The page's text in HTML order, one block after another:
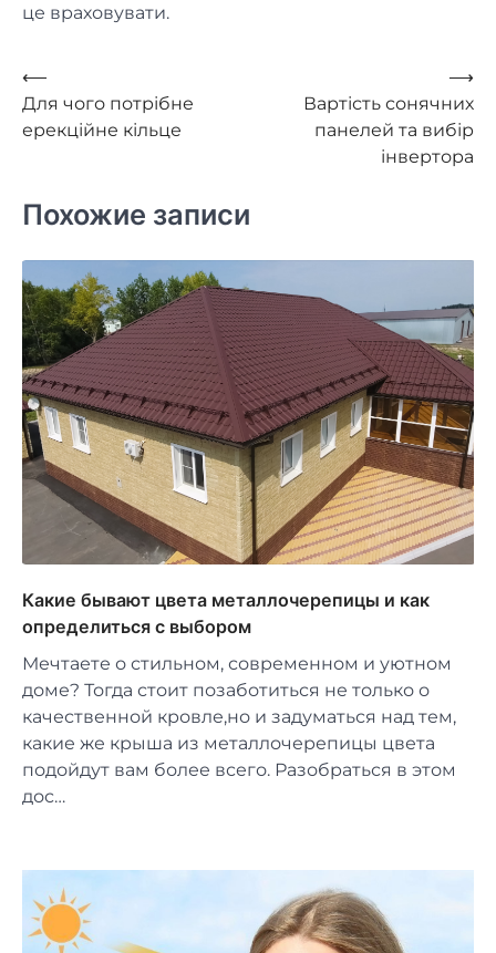
це враховувати.
Навигация
по
записям
⟵
Для чого потрібне
ерекційне кільце
Вартість сонячних
панелей та вибір
інвертора
⟶
Похожие записи
Какие бывают цвета металлочерепицы и как
определиться с выбором
Мечтаете о стильном, современном и уютном
доме? Тогда стоит позаботиться не только о
качественной кровле,но и задуматься над тем,
какие же крыша из металлочерепицы цвета
подойдут вам более всего. Разобраться в этом
дос…